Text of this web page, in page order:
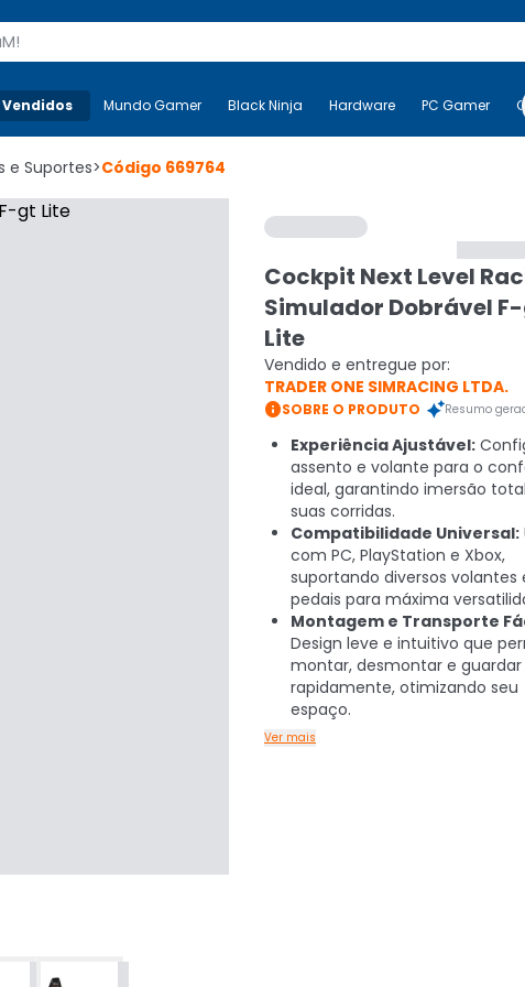
Mais-v- Mundo Gamer Black Ninja Hardware
Mundo Gamer Black Ninja Hardware PC Gamer
e Suportes>Código 669764
Cockpit Next Level
Simulador Dobrável
Lite
Vendido e entregue por:
TRADER ONE SIMRACING LTDA.
SOBRE O PRODUTO Resumo
Experiência Ajustável:
assento e volante para o
ideal, garantindo imersão
suas corridas.
Compatibilidade Universal:
com PC, PlayStation e Xbox,
suportando diversos volantes
pedais para máxima
Montagem e Transporte
Design leve e intuitivo que
montar, desmontar e guardar
rapidamente, otimizando seu
espaço.
Ver mais